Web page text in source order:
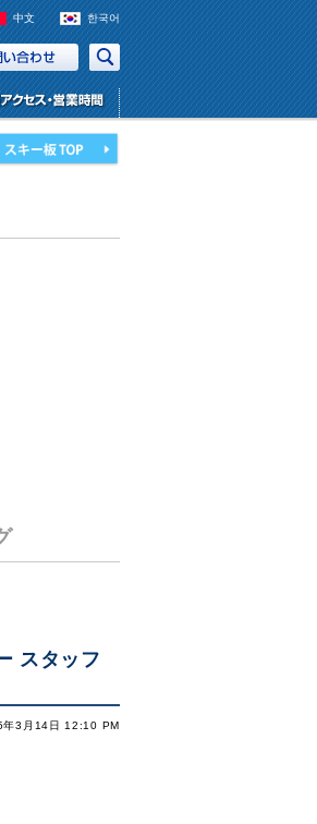
中文 한국어
スタッフ
年3月14日 12:10 PM